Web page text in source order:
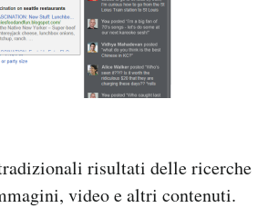
risultati delle ricerche
video e altri contenuti.